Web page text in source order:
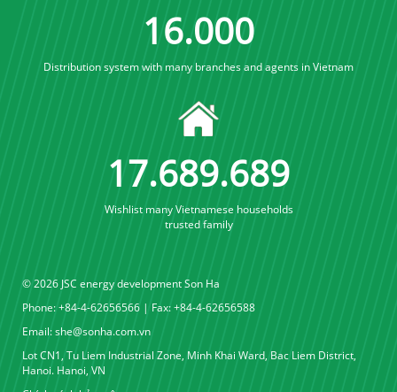
16.000
Distribution system with many branches and agents in Vietnam
17.689.689
Wishlist many Vietnamese households
trusted family
© 2026 JSC energy development Son Ha
Phone: +84-4-62656566 | Fax: +84-4-62656588
Email:she@sonha.com.vn
Lot CN1, Tu Liem Industrial Zone, Minh Khai Ward, Bac Liem District,
Hanoi. Hanoi, VN